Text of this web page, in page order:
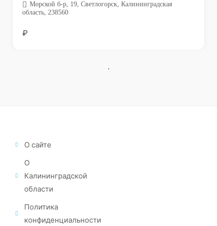
Морской б-р, 19, Светлогорск, Калининградская
область, 238560
₽
О сайте
О
Калининградской
области
Политика
конфиденциальности